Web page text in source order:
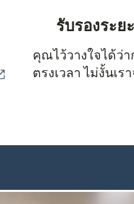
(เปิดในหน้าต่างใหม่)
รับรองระย
คุณไว้วางใจได้ว่
ตรงเวลา ไม่งั้นเร